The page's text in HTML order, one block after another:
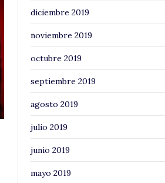
diciembre 2019
noviembre 2019
octubre 2019
septiembre 2019
agosto 2019
julio 2019
junio 2019
mayo 2019